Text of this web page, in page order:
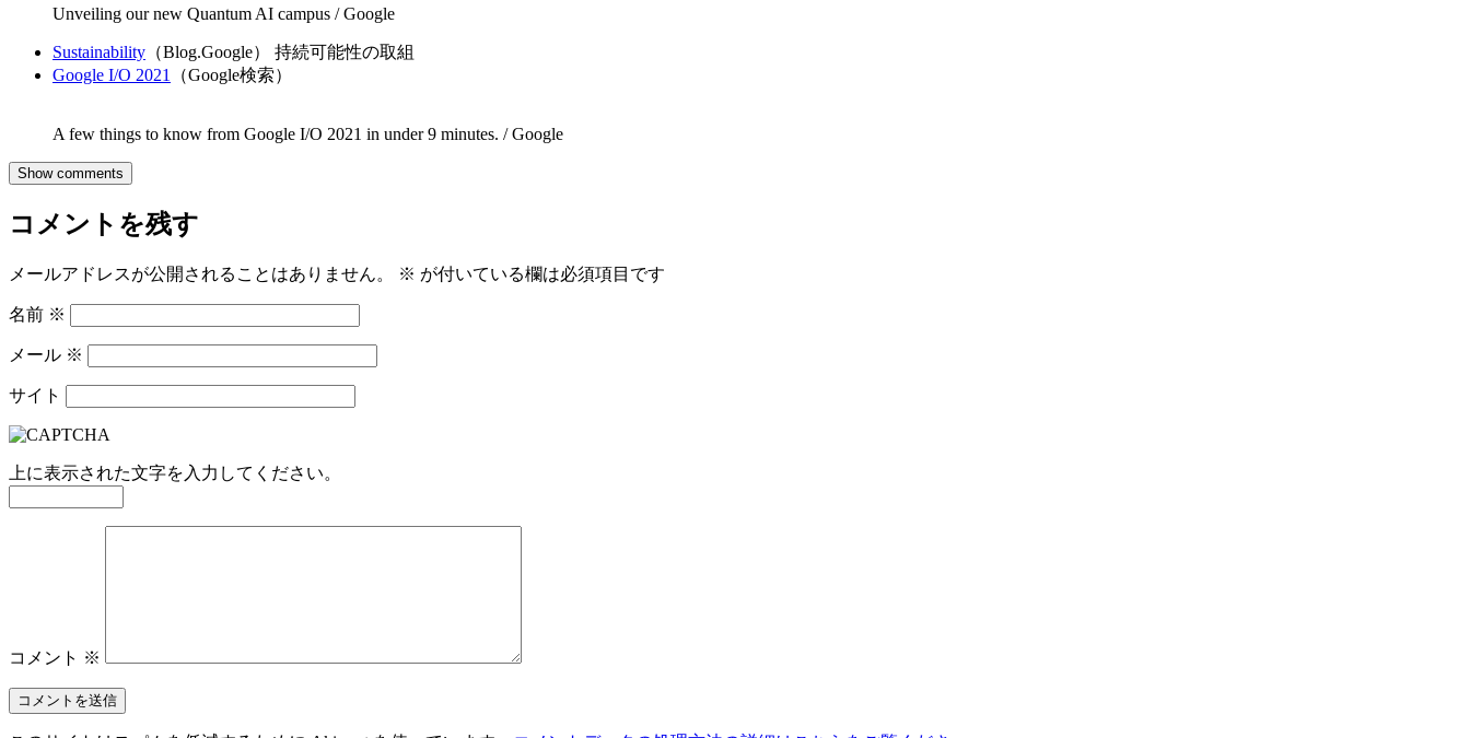
Unveiling our new Quantum AI campus / Google
Sustainability （Blog.Google） 持続可能性の取組
Google I/O 2021 （Google検索）
A few things to know from Google I/O 2021 in under 9 minutes. / Google
Show comments
コメントを残す
メールアドレスが公開されることはありません。 ※ が付いている欄は必須項目です
名前 ※
メール ※
サイト
上に表示された文字を入力してください。
コメント ※